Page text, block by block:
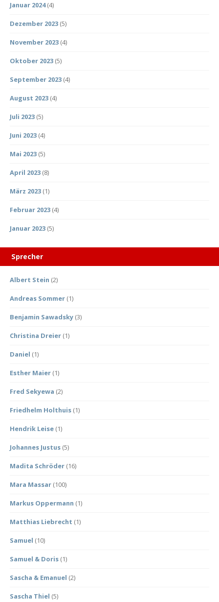
Januar 2024(4)
Dezember 2023 (5)
November 2023 (4)
Oktober 2023 (5)
September 2023 (4)
August 2023 (4)
Juli 2023 (5)
Juni 2023 (4)
Mai 2023 (5)
April 2023 (8)
März 2023 (1)
Februar 2023 (4)
Januar 2023 (5)
Sprecher
Albert Stein (2)
Andreas Sommer (1)
Benjamin Sawadsky (3)
Christina Dreier (1)
Daniel (1)
Esther Maier (1)
Fred Sekyewa (2)
Friedhelm Holthuis (1)
Hendrik Leise (1)
Johannes Justus (5)
Madita Schröder (16)
Mara Massar (100)
Markus Oppermann (1)
Matthias Liebrecht (1)
Samuel (10)
Samuel & Doris (1)
Sascha & Emanuel (2)
Sascha Thiel (5)